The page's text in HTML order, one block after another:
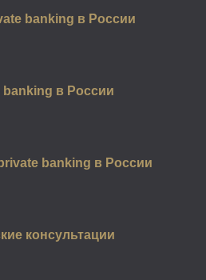
banking в России
в России
banking в России
консультации